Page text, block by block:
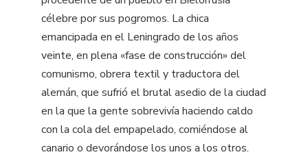
célebre por sus pogromos. La chica
emancipada en el Leningrado de los años
veinte, en plena «fase de construcción» del
comunismo, obrera textil y traductora del
alemán, que sufrió el brutal asedio de la ciudad
en la que la gente sobrevivía haciendo caldo
con la cola del empapelado, comiéndose al
canario o devorándose los unos a los otros.